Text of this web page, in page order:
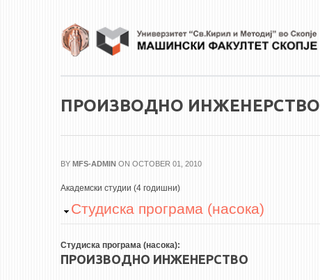
ПРОИЗВОДНО ИНЖЕНЕРСТВО
BY MFS-ADMIN ON OCTOBER 01, 2010
Академски студии (4 годишни)
Hide
Студиска програма (насока)
Студиска програма (насока):
ПРОИЗВОДНО ИНЖЕНЕРСТВО